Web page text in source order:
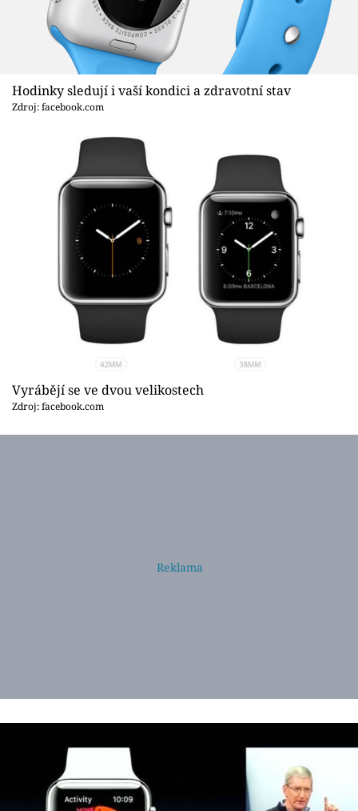
Hodinky sledují i vaší kondici a zdravotní stav
Zdroj: facebook.com
Vyrábějí se ve dvou velikostech
Zdroj: facebook.com